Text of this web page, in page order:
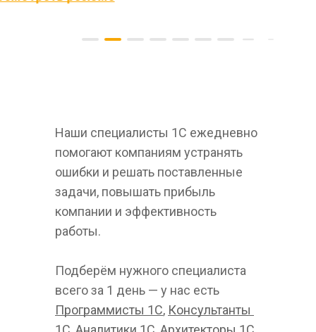
Наши специалисты 1С ежедневно
помогают компаниям устранять
ошибки и решать поставленные
задачи, повышать прибыль
компании и эффективность
работы.
Подберём нужного специалиста
Программисты 1С, Консультанты